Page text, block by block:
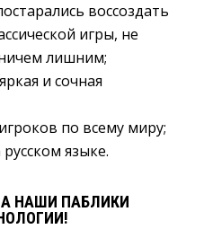
воссоздать
игры, не
лишним;
и сочная
по всему миру;
языке.
НАШИ ПАБЛИКИ